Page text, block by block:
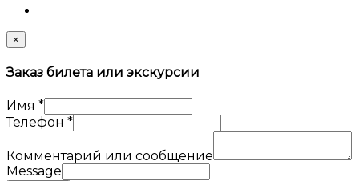
×
Заказ билета или экскурсии
Имя *
Телефон *
Комментарий или сообщение
Message